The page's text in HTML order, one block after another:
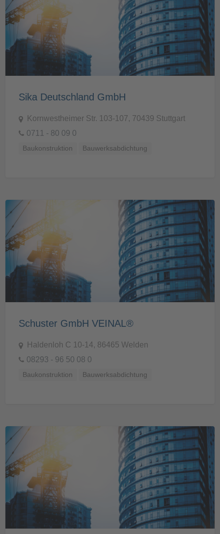
Sika Deutschland GmbH
Kornwestheimer Str. 103-107, 70439 Stuttgart
0711 - 80 09 0
Baukonstruktion Bauwerksabdichtung
Schuster GmbH VEINAL®
Haldenloh C 10-14, 86465 Welden
08293 - 96 50 08 0
Baukonstruktion Bauwerksabdichtung